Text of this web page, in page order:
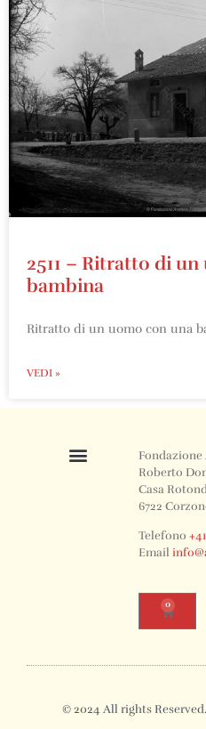
2511 – Ritratto di
bambina
Ritratto di un uomo con una
VEDI »
Roberto
Casa
6722
Telefono
Email
0
© 2024 All rights